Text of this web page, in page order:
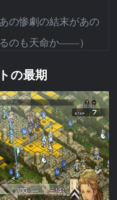
の惨劇の結末があの
のも天命か――）
の最期